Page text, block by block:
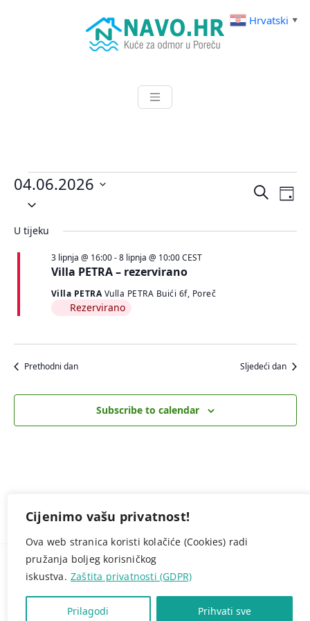
Cijenimo vašu privatnost!
Ova web stranica koristi kolačiće (Cookies) radi
pružanja boljeg korisničkog
iskustva. Zaštita privatnosti (GDPR)
Prilagodi Prihvati sve
NAVO.HR
Događaji
for
4.
lipnja
2026.
i
Pretraži
Dan
04.06.2026
Odaberite
U tijeku
Villa PETRA – rezervirano
3 lipnja @ 16:00-8 lipnja @ 10:00 CEST
Villa PETRAVulla PETRA Buići 6f, Poreč
Rezervirano
Prethodni dan Sljedeći dan
Subscribe to calendar
© NAVO.HR -Zaštita privatnosti (GDPR)
Ponosno pokreće CROWEB.HOST- tvrtka za web hosting
Hrvatski ▼